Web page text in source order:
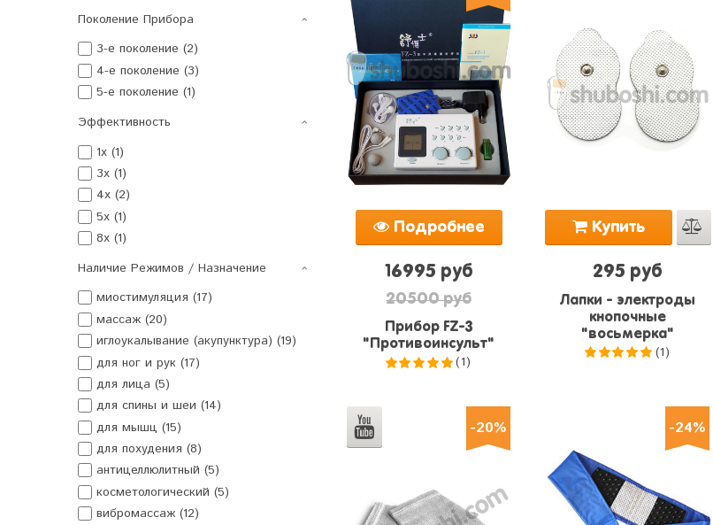
Поколение Прибора
3-е поколение (2)
4-е поколение (3)
5-е поколение (1)
Эффективность
1x (1)
3x (1)
4x (2)
5x (1)
8x (1)
Наличие Режимов / Назначение
миостимуляция (17)
массаж (20)
иглоукалывание (акупунктура) (19)
для ног и рук (17)
для лица (5)
для спины и шеи (14)
для мышц (15)
для похудения (8)
антицеллюлитный (5)
косметологический (5)
вибромассаж (12)
Подробнее
16995 руб
20500 руб
Прибор FZ-3
"Противоинсульт"
(1)
Купить
295 руб
Лапки - электроды
кнопочные
"восьмерка"
(1)
-20% -24%